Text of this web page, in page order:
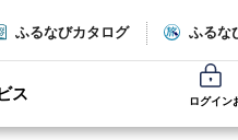
ふるなびカタログ ふるな
ス ログイン